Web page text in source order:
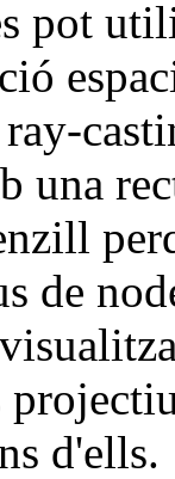
pot
una
de
d'ells.